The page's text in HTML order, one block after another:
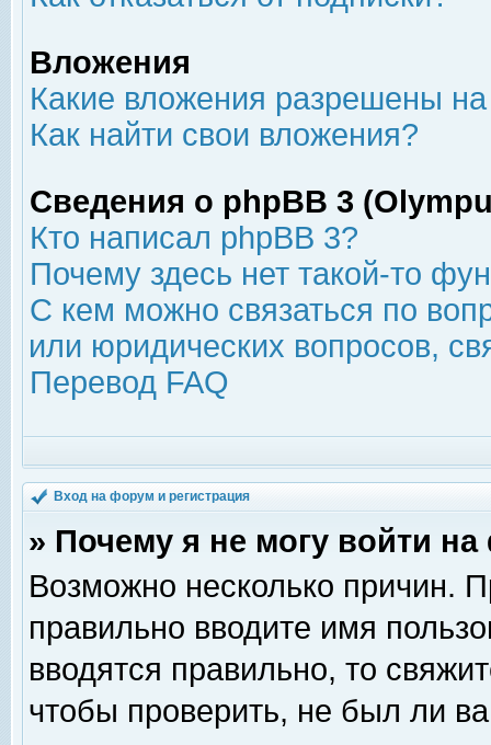
Вложения
Какие вложения разрешены
Как найти свои вложения?
Сведения о phpBB 3
Кто написал phpBB 3?
Почему здесь нет такой-то
С кем можно связаться по
или юридических вопросов,
Перевод FAQ
Вход на форум и регистрация
» Почему я не могу войти
Возможно несколько причин.
правильно вводите имя
вводятся правильно, то
чтобы проверить, не был ли